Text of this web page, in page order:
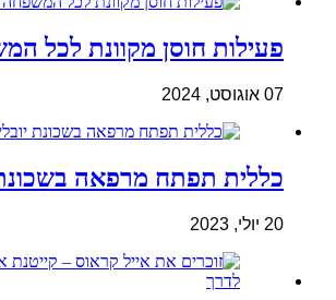
פעילות חוסן מקוונת לכל
07 אוגוסט, 2024
כללית תפתח מרפאה בשכונת
20 יולי, 2023